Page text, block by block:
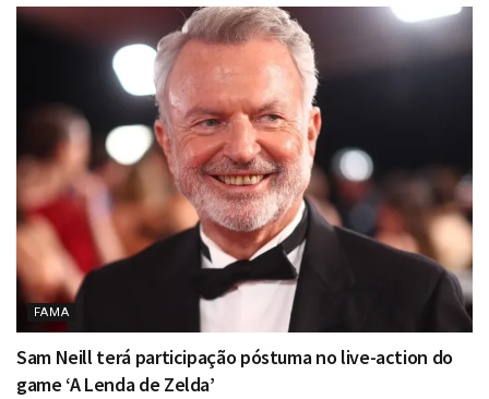
FAMA
Sam Neill terá participação póstuma no live-action do
game ‘A Lenda de Zelda’